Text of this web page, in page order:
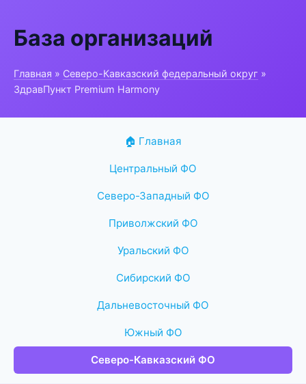
База организаций
Главная » Северо-Кавказский федеральный округ »
ЗдравПункт Premium Harmony
🏠 Главная
Центральный ФО
Северо-Западный ФО
Приволжский ФО
Уральский ФО
Сибирский ФО
Дальневосточный ФО
Южный ФО
Северо-Кавказский ФО